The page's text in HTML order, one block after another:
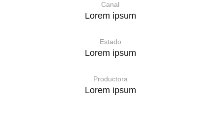
Canal
Lorem ipsum
Estado
Lorem ipsum
Productora
Lorem ipsum